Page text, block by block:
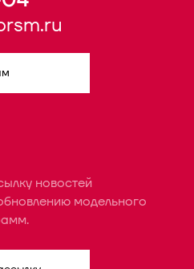
новостей
модельного